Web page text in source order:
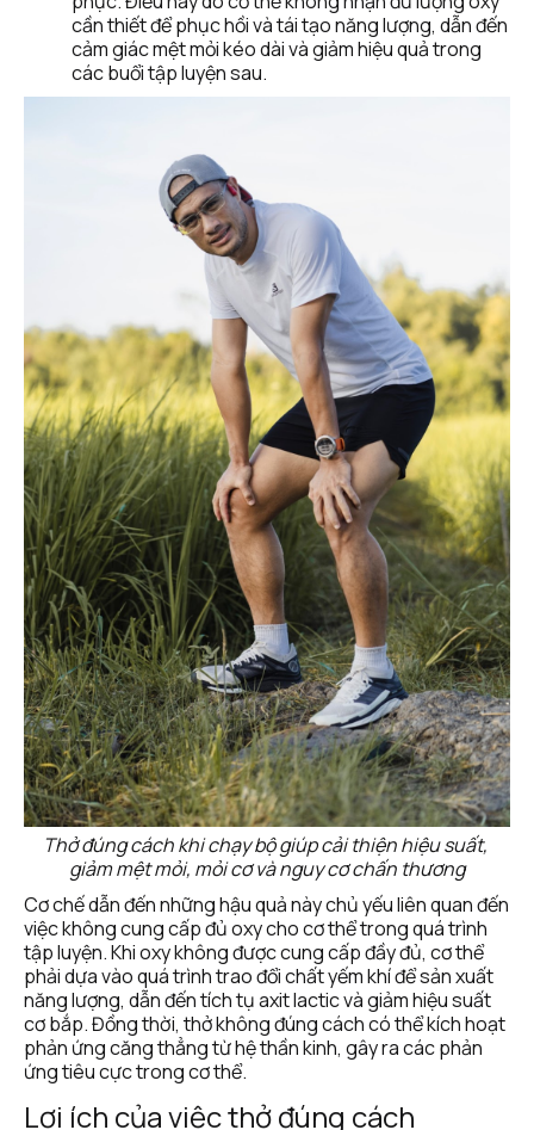
cần thiết để phục hồi và tái tạo năng lượng, dẫn đến
cảm giác mệt mỏi kéo dài và giảm hiệu quả trong
các buổi tập luyện sau​​.
Thở đúng cách khi chạy bộ giúp cải thiện hiệu suất,
giảm mệt mỏi, mỏi cơ và nguy cơ chấn thương
Cơ chế dẫn đến những hậu quả này chủ yếu liên quan đến
việc không cung cấp đủ oxy cho cơ thể trong quá trình
tập luyện. Khi oxy không được cung cấp đầy đủ, cơ thể
phải dựa vào quá trình trao đổi chất yếm khí để sản xuất
năng lượng, dẫn đến tích tụ axit lactic và giảm hiệu suất
cơ bắp. Đồng thời, thở không đúng cách có thể kích hoạt
phản ứng căng thẳng từ hệ thần kinh, gây ra các phản
ứng tiêu cực trong cơ thể.
Lợi ích của việc thở đúng cách